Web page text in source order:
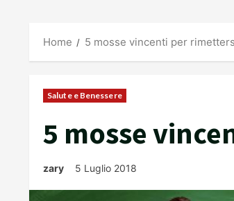
Home 5 mosse vincenti per
Salute e Benessere
5 mosse
zary 5 Luglio 2018